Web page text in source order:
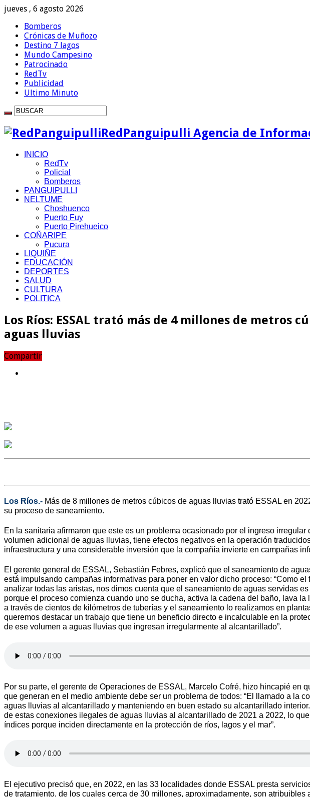
jueves , 6 agosto 2026
Bomberos
Crónicas de Muñozo
Destino 7 lagos
Mundo Campesino
Patrocinado
RedTv
Publicidad
Ultimo Minuto
RedPanguipulli Agencia de
INICIO
RedTv
Policial
Bomberos
PANGUIPULLI
NELTUME
Choshuenco
Puerto Fuy
Puerto Pirehueico
COÑARIPE
Pucura
LIQUIÑE
EDUCACIÓN
DEPORTES
SALUD
CULTURA
POLITICA
Los Ríos: ESSAL trató más de 4 millones de
aguas lluvias
Compartir
Los Ríos.- Más de 8 millones de metros cúbicos de aguas lluvias trató ESSAL en
su proceso de saneamiento.
En la sanitaria afirmaron que este es un problema ocasionado por el ingreso
volumen adicional de aguas lluvias, tiene efectos negativos en la operación
infraestructura y una considerable inversión que la compañía invierte en campañas
El gerente general de ESSAL, Sebastián Febres, explicó que el saneamiento de
está impulsando campañas informativas para poner en valor dicho proceso: “Como
analizar todas las aristas, nos dimos cuenta que el saneamiento de aguas servidas
porque el proceso comienza cuando uno se ducha, activa la cadena del baño, lava
a través de cientos de kilómetros de tuberías y el saneamiento lo realizamos en
queremos destacar un trabajo que tiene un beneficio directo e incalculable en la
de ese volumen a aguas lluvias que ingresan irregularmente al alcantarillado”.
Por su parte, el gerente de Operaciones de ESSAL, Marcelo Cofré, hizo hincapié
que generan en el medio ambiente debe ser un problema de todos: “El llamado a la
aguas lluvias al alcantarillado y manteniendo en buen estado su alcantarillado
de estas conexiones ilegales de aguas lluvias al alcantarillado de 2021 a 2022, lo
índices porque inciden directamente en la protección de ríos, lagos y el mar”.
El ejecutivo precisó que, en 2022, en las 33 localidades donde ESSAL presta
de tratamiento, de los cuales cerca de 30 millones, aproximadamente, son